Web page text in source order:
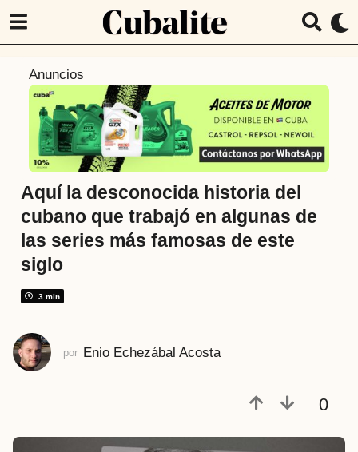
m
a
r
á
s
8
m
s
e
Anuncios
Aquí la desconocida historia del
cubano que trabajó en algunas de
las series más famosas de este
siglo
3 min
por Enio Echezábal Acosta
0